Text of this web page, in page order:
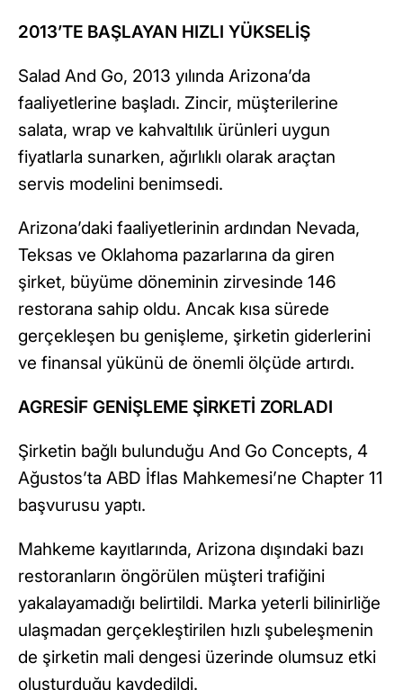
2013’TE BAŞLAYAN HIZLI YÜKSELİŞ
Salad And Go, 2013 yılında Arizona’da
faaliyetlerine başladı. Zincir, müşterilerine
salata, wrap ve kahvaltılık ürünleri uygun
fiyatlarla sunarken, ağırlıklı olarak araçtan
servis modelini benimsedi.
Arizona’daki faaliyetlerinin ardından Nevada,
Teksas ve Oklahoma pazarlarına da giren
şirket, büyüme döneminin zirvesinde 146
restorana sahip oldu. Ancak kısa sürede
gerçekleşen bu genişleme, şirketin giderlerini
ve finansal yükünü de önemli ölçüde artırdı.
AGRESİF GENİŞLEME ŞİRKETİ ZORLADI
Şirketin bağlı bulunduğu And Go Concepts, 4
Ağustos’ta ABD İflas Mahkemesi’ne Chapter 11
başvurusu yaptı.
Mahkeme kayıtlarında, Arizona dışındaki bazı
restoranların öngörülen müşteri trafiğini
yakalayamadığı belirtildi. Marka yeterli bilinirliğe
ulaşmadan gerçekleştirilen hızlı şubeleşmenin
de şirketin mali dengesi üzerinde olumsuz etki
oluşturduğu kaydedildi.